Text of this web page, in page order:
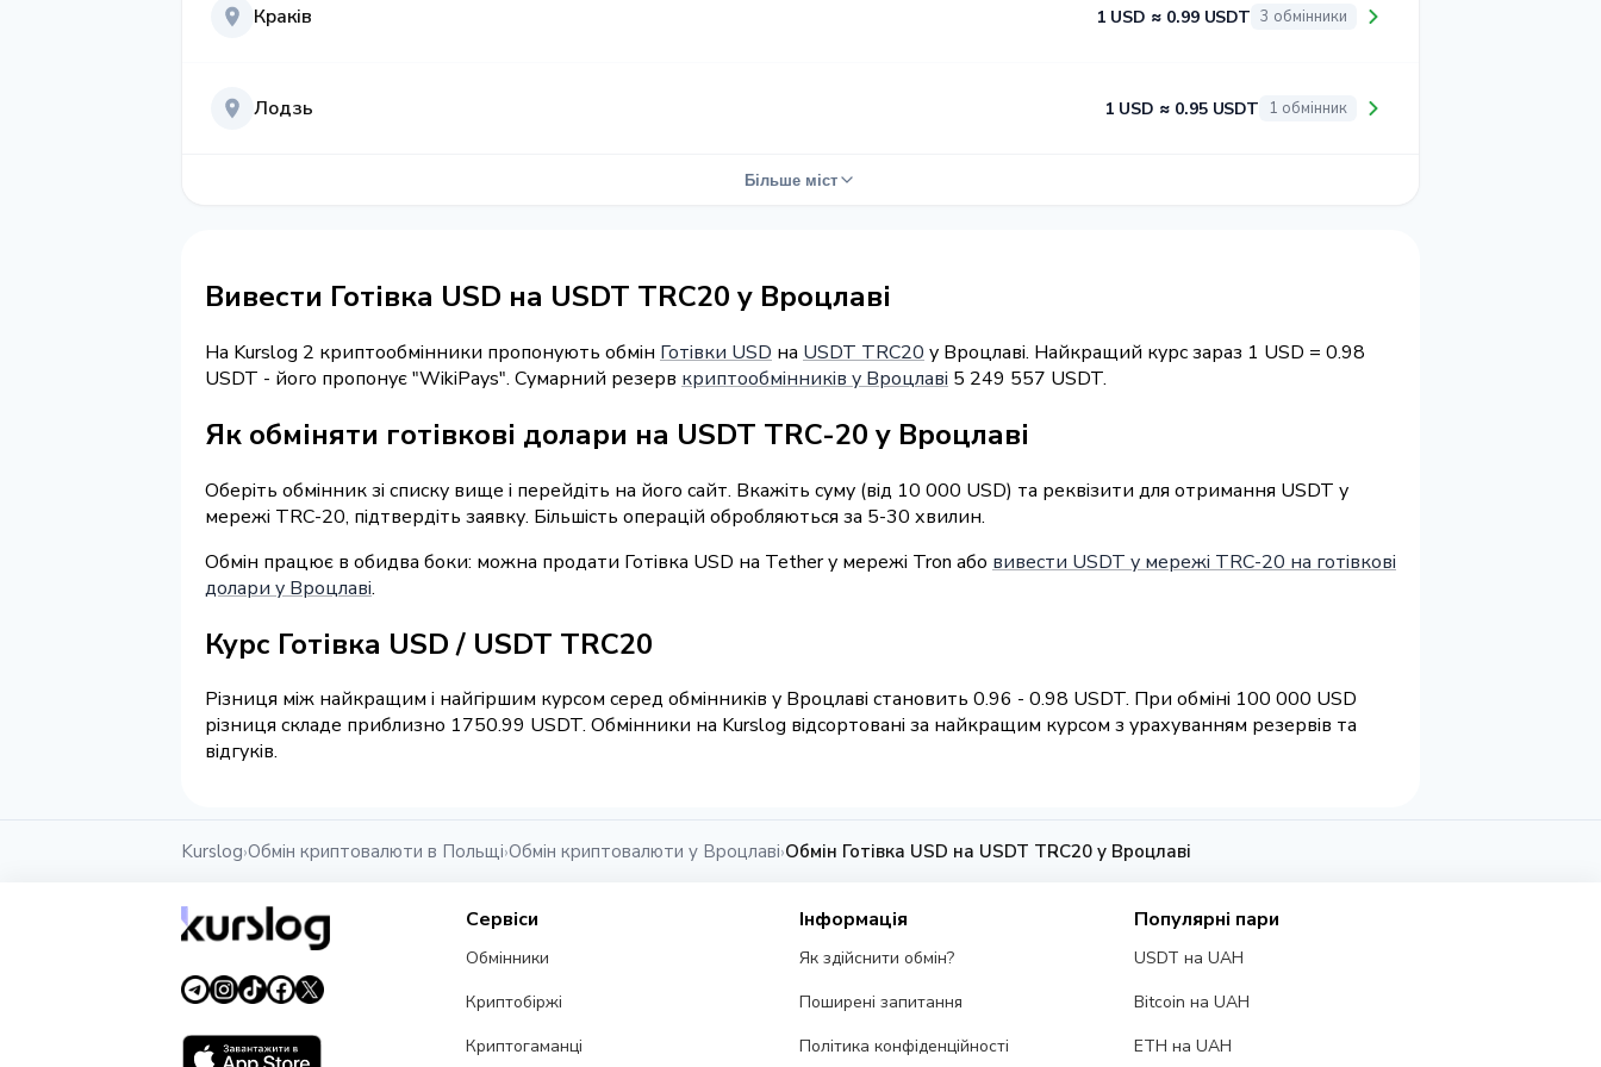
Краків 1 USD ≈ 0.99 USDT 3 обмінники
Лодзь 1 USD ≈ 0.95 USDT 1 обмінник
Більше міст
Вивести Готівка USD на USDT TRC20 у Вроцлаві
На Kurslog 2 криптообмінники пропонують обмін Готівки USD на USDT TRC20 у Вроцлаві. Найкращий курс зараз 1 USD = 0.98
USDT - його пропонує "WikiPays". Сумарний резерв криптообмінників у Вроцлаві 5 249 557 USDT.
Як обміняти готівкові долари на USDT TRC-20 у Вроцлаві
Оберіть обмінник зі списку вище і перейдіть на його сайт. Вкажіть суму (від 10 000 USD) та реквізити для отримання USDT у
мережі TRC-20, підтвердіть заявку. Більшість операцій обробляються за 5-30 хвилин.
Обмін працює в обидва боки: можна продати Готівка USD на Tether у мережі Tron або вивести USDT у мережі TRC-20 на готівкові
долари у Вроцлаві.
Курс Готівка USD / USDT TRC20
Різниця між найкращим і найгіршим курсом серед обмінників у Вроцлаві становить 0.96 - 0.98 USDT. При обміні 100 000 USD
різниця складе приблизно 1750.99 USDT. Обмінники на Kurslog відсортовані за найкращим курсом з урахуванням резервів та
відгуків.
Kurslog›Обмін криптовалюти в Польщі›Обмін криптовалюти у Вроцлаві›Обмін Готівка USD на USDT TRC20 у Вроцлаві
Сервіси
Обмінники
Криптобіржі
Криптогаманці
Інформація
Як здійснити обмін?
Поширені запитання
Політика конфіденційності
Популярні пари
USDT на UAH
Bitcoin на UAH
ETH на UAH